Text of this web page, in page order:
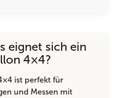
eignet sich ein
4×4?
ist perfekt für
und Messen mit